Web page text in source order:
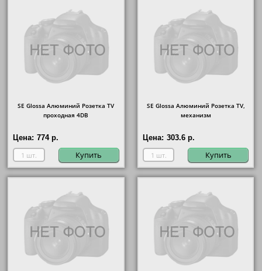
SE Glossa Алюминий Розетка TV
проходная 4DB
Цена: 774 р.
Купить
SE Glossa Алюминий Розетка TV,
механизм
Цена: 303.6 р.
Купить